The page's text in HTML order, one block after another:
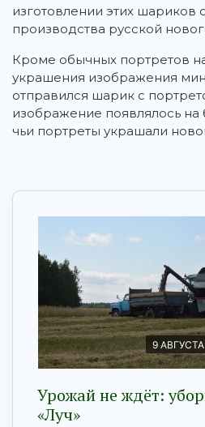
изготовлении этих шариков
производства русской
Кроме обычных портретов
украшения изображения
отправился шарик с
изображение появлялось
чьи портреты украшали
9 АВГУСТА
Урожай не ждёт:
«Луч»